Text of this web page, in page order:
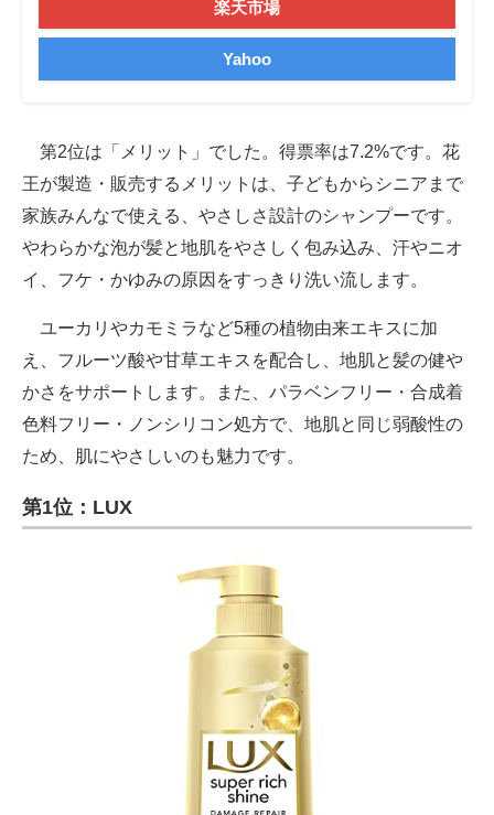
楽天市場
Yahoo
第2位は「メリット」でした。得票率は7.2%です。花
王が製造・販売するメリットは、子どもからシニアまで
家族みんなで使える、やさしさ設計のシャンプーです。
やわらかな泡が髪と地肌をやさしく包み込み、汗やニオ
イ、フケ・かゆみの原因をすっきり洗い流します。
ユーカリやカモミラなど5種の植物由来エキスに加
え、フルーツ酸や甘草エキスを配合し、地肌と髪の健や
かさをサポートします。また、パラベンフリー・合成着
色料フリー・ノンシリコン処方で、地肌と同じ弱酸性の
ため、肌にやさしいのも魅力です。
第1位：LUX